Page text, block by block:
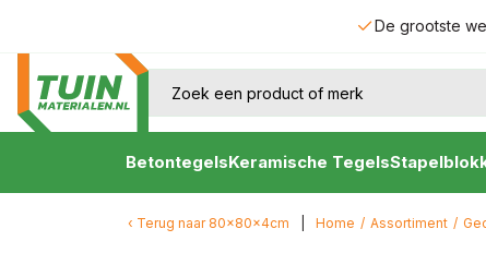
De grootste
BetontegelsKeramische Tegels
Terug naar 80x80x4cm Home / Assortiment /